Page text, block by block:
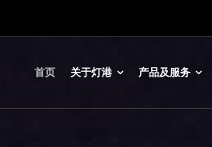
首页 关于灯港 产品及服务